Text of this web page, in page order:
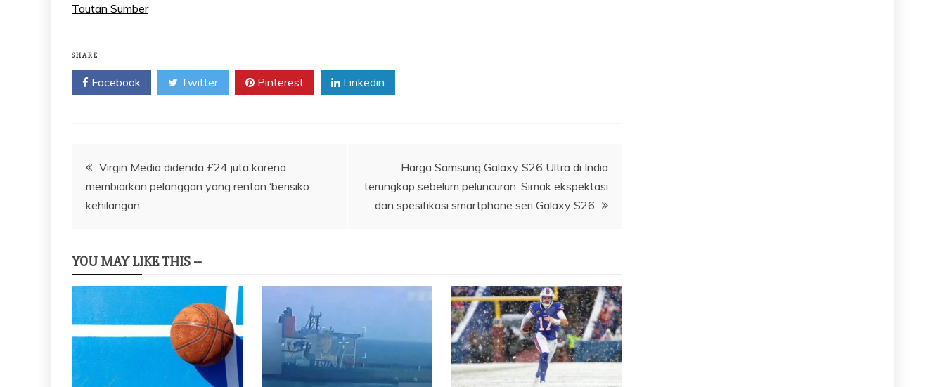
Tautan Sumber
SHARE
Facebook Twitter Pinterest Linkedin
Navigasi
pos
Virgin Media didenda £24 juta karena
membiarkan pelanggan yang rentan ‘berisiko
kehilangan’
Harga Samsung Galaxy S26 Ultra di India
terungkap sebelum peluncuran; Simak ekspektasi
dan spesifikasi smartphone seri Galaxy S26
YOU MAY LIKE THIS --